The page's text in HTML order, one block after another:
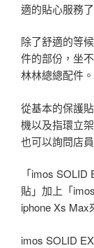
適的貼心服務
除了舒適的等
件的部份，坐
林林總總配件。
從基本的保護
機以及指環立
也可以詢問店
「imos
貼」加上「
iphone Xs Max
imos SOLID